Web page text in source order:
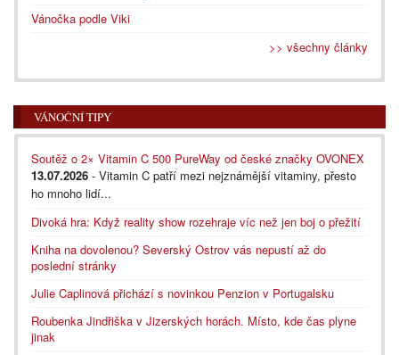
Vánočka podle Viki
>> všechny články
VÁNOČNÍ TIPY
Soutěž o 2× Vitamin C 500 PureWay od české značky OVONEX
13.07.2026 - Vitamin C patří mezi nejznámější vitaminy, přesto
ho mnoho lidí...
Divoká hra: Když reality show rozehraje víc než jen boj o přežití
Kniha na dovolenou? Severský Ostrov vás nepustí až do
poslední stránky
Julie Caplinová přichází s novinkou Penzion v Portugalsku
Roubenka Jindřiška v Jizerských horách. Místo, kde čas plyne
jinak